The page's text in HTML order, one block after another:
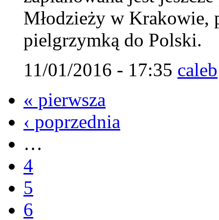
Młodzieży w Krakowie,
pielgrzymką do Polski.
11/01/2016 - 17:35 caleb
« pierwsza
‹ poprzednia
…
4
5
6